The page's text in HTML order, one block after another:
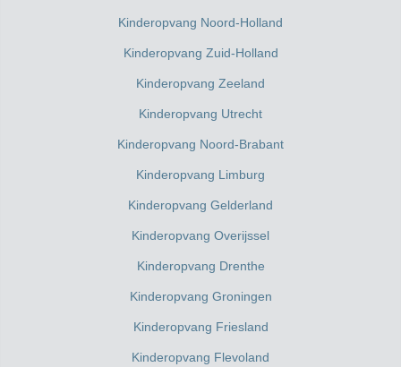
Kinderopvang Noord-Holland
Kinderopvang Zuid-Holland
Kinderopvang Zeeland
Kinderopvang Utrecht
Kinderopvang Noord-Brabant
Kinderopvang Limburg
Kinderopvang Gelderland
Kinderopvang Overijssel
Kinderopvang Drenthe
Kinderopvang Groningen
Kinderopvang Friesland
Kinderopvang Flevoland